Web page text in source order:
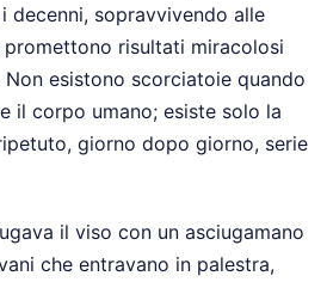
decenni, sopravvivendo alle
risultati miracolosi
esistono scorciatoie quando
il corpo umano; esiste solo la
giorno dopo giorno, serie
il viso con un asciugamano
che entravano in palestra,